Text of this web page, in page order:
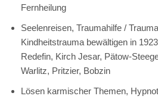
Fernheilung
Seelenreisen, Traumahilfe /
Kindheitstrauma bewältigen in
Redefin, Kirch Jesar, Pätow-
Warlitz, Pritzier, Bobzin
Lösen karmischer Themen,